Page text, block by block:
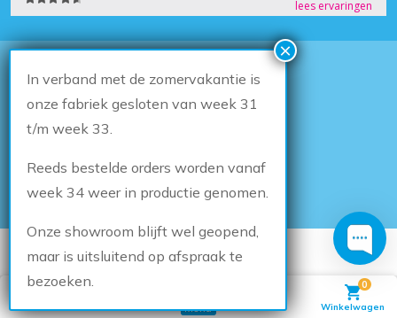
Menu Account
0
Winkelwagen
© 2026Houten Kozijn Online
Algemene voorwaarden
Herroepingsrecht
Privacybeleid
Sitemap
Cookiebeleid
DESIGN & DEVELOPMENT BYTHE SEQUEL
In verband met de zomervakantie is
onze fabriek gesloten van week 31
t/m week 33.
Reeds bestelde orders worden vanaf
week 34 weer in productie genomen.
Onze showroom blijft wel geopend,
maar is uitsluitend op afspraak te
bezoeken.